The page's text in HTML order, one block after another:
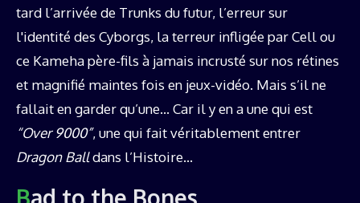
tard l’arrivée de Trunks du futur, l’erreur sur
l'identité des Cyborgs, la terreur infligée par Cell ou
ce Kameha père-fils à jamais incrusté sur nos rétines
et magnifié maintes fois en jeux-vidéo. Mais s’il ne
fallait en garder qu’une… Car il y en a une qui est
“Over 9000”, une qui fait véritablement entrer
Dragon Balldans l’Histoire…